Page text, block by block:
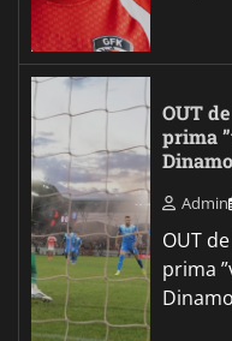
OUT
prima
Admin
OUT
prima